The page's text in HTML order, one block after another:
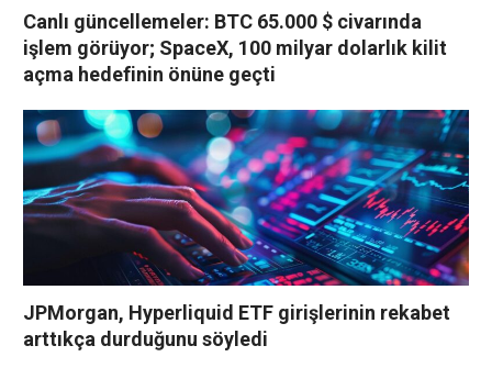
Canlı güncellemeler: BTC 65.000 $ civarında
işlem görüyor; SpaceX, 100 milyar dolarlık kilit
açma hedefinin önüne geçti
JPMorgan, Hyperliquid ETF girişlerinin rekabet
arttıkça durduğunu söyledi